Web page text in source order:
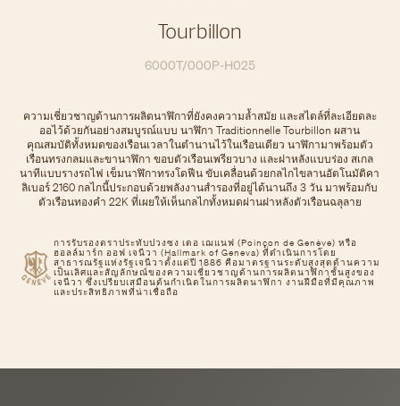
Tourbillon
6000T/000P-H025
การรับรองตราประทับปวงซง เดอ เฌแนฟ (Poinçon de Genève) หรือ
ฮอลล์มาร์ก ออฟ เจนีวา (Hallmark of Geneva) ที่ดำเนินการโดย
สาธารณรัฐแห่งรัฐเจนีวาตั้งแต่ปี 1886 คือมาตรฐานระดับสูงสุดด้านความ
เป็นเลิศและสัญลักษณ์ของความเชี่ยวชาญด้านการผลิตนาฬิกาชั้นสูงของ
เจนีวา ซึ่งเปรียบเสมือนต้นกำเนิดในการผลิตนาฬิกา งานฝีมือที่มีคุณภาพ
และประสิทธิภาพที่น่าเชื่อถือ
ความเชี่ยวชาญด้านการผลิตนาฬิกาที่ยังคงความล้ำสมัย และสไตล์ที่ละเอียดละ
ออไว้ด้วยกันอย่างสมบูรณ์แบบ นาฬิกา Traditionnelle Tourbillon ผสาน
คุณสมบัติทั้งหมดของเรือนเวลาในตำนานไว้ในเรือนเดียว นาฬิกามาพร้อมตัว
เรือนทรงกลมและขานาฬิกา ขอบตัวเรือนเพรียวบาง และฝาหลังแบบร่อง สเกล
นาทีแบบรางรถไฟ เข็มนาฬิกาทรงโดฟีน ขับเคลื่อนด้วยกลไกไขลานอัตโนมัติคา
ลิเบอร์ 2160 กลไกนี้ประกอบด้วยพลังงานสํารองที่อยู่ได้นานถึง 3 วัน มาพร้อมกับ
ตัวเรือนทองคํา 22K ที่เผยให้เห็นกลไกทั้งหมดผ่านฝาหลังตัวเรือนฉลุลาย